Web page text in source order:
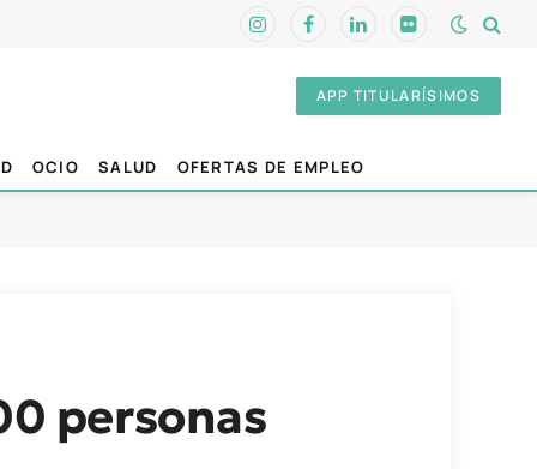
InstagramFacebookLinkedInFlickr
APP TITULARÍSIMOS
OCIO SALUD OFERTAS DE EMPLEO
personas